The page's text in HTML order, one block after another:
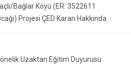
Bağlar Köyü (ER: 3522611
Projesi ÇED Kararı Hakkında
Uzaktan Eğitim Duyurusu